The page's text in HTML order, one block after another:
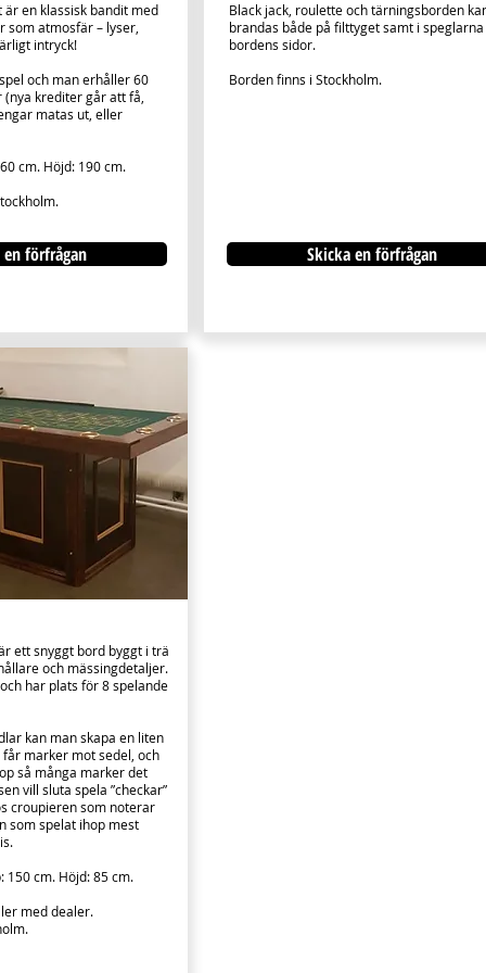
en klassisk bandit med
atmosfär – lyser,
intryck!
och man erhåller 60
krediter går att få,
matas ut, eller
cm. Höjd: 190 cm.
förfrågan
Black jack, roulette och tärningsborden
brandas både på filttyget samt i speglarna
bordens sidor.
Borden finns i Stockholm.
Skicka en förfrågan
ett snyggt bord byggt i trä
och mässingdetaljer.
har plats för 8 spelande
kan man skapa en liten
marker mot sedel, och
så många marker det
vill sluta spela ”checkar”
croupieren som noterar
som spelat ihop mest
150 cm. Höjd: 85 cm.
med dealer.